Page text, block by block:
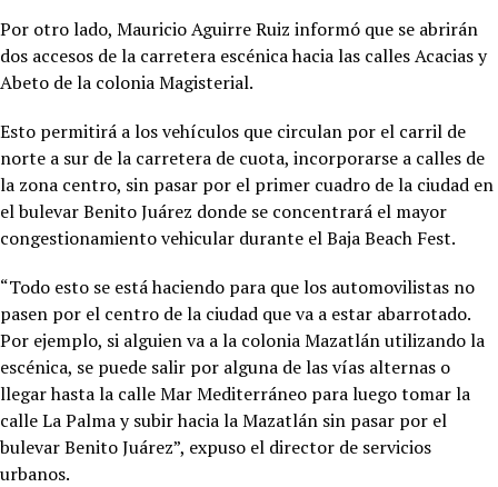
Por otro lado, Mauricio Aguirre Ruiz informó que se abrirán
dos accesos de la carretera escénica hacia las calles Acacias y
Abeto de la colonia Magisterial.
Esto permitirá a los vehículos que circulan por el carril de
norte a sur de la carretera de cuota, incorporarse a calles de
la zona centro, sin pasar por el primer cuadro de la ciudad en
el bulevar Benito Juárez donde se concentrará el mayor
congestionamiento vehicular durante el Baja Beach Fest.
“Todo esto se está haciendo para que los automovilistas no
pasen por el centro de la ciudad que va a estar abarrotado.
Por ejemplo, si alguien va a la colonia Mazatlán utilizando la
escénica, se puede salir por alguna de las vías alternas o
llegar hasta la calle Mar Mediterráneo para luego tomar la
calle La Palma y subir hacia la Mazatlán sin pasar por el
bulevar Benito Juárez”, expuso el director de servicios
urbanos.